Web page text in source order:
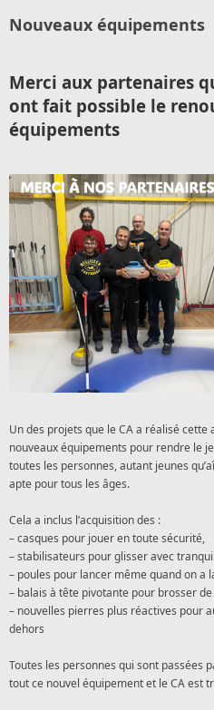
Nouveaux équipements
Merci aux partenaires
ont fait possible le
équipements
Un des projets que le CA a réalisé cette
nouveaux équipements pour rendre le
toutes les personnes, autant jeunes
apte pour tous les âges.
Cela a inclus l’acquisition des :
– casques pour jouer en toute sécurité,
– stabilisateurs pour glisser avec
– poules pour lancer même quand on a
– balais à tête pivotante pour brosser
– nouvelles pierres plus réactives pour
dehors
Toutes les personnes qui sont passées
tout ce nouvel équipement et le CA est